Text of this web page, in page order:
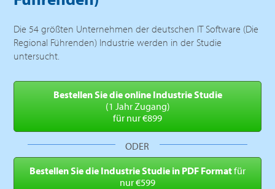
Die 54 größten Unternehmen der deutschen IT Software (Die
Regional Führenden) Industrie werden in der Studie
untersucht.
Bestellen Sie die online Industrie Studie
(1 Jahr Zugang)
für nur €899
ODER
Bestellen Sie die IndustrieStudie in PDF Formatfür
nur €599